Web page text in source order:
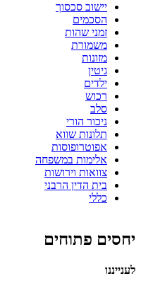
יישוב סכסוך
הסכמים
זמני שהות
משמורת
מזונות
גיטין
ילדים
רכוש
סלב
ניכור הורי
תלונות שווא
אפוטרופוסות
אלימות במשפחה
צוואות וירושות
בית הדין הרבני
כללי
יחסים פתוחים
לענייננו